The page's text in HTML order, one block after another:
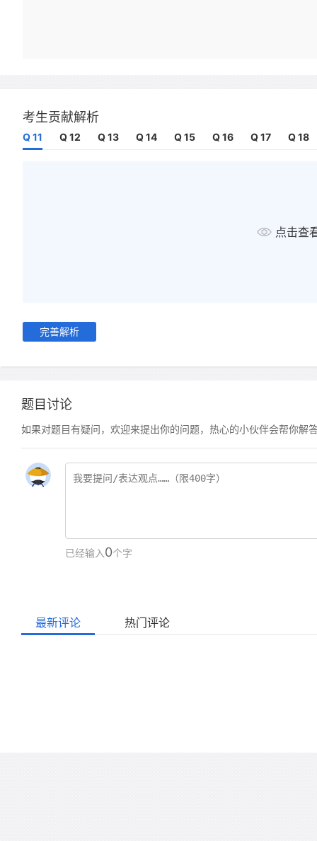
考生贡献解析
Q 11 Q 12 Q 13 Q 14 Q 15 Q 16 Q 17 Q 18
点击查
完善解析
题目讨论
如果对题目有疑问，欢迎来提出你的问题，热心的小伙伴会帮你解
已经输入0个字
最新评论 热门评论